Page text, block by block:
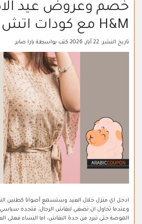
خصم وعروض عيد
H&M مع كودات اتش & ام
تاريخ النشر: 22 أيار, 2026 كتب بواسطة يارا صابر
ادخل اي منزل خلال العيد وستسمع أصواتا كطنين
وعندما تحاول ان تصغي لنقاش الرجال، فتجده
الموضة حتى تبرد من حدة النقاش، اما النساء فعلى